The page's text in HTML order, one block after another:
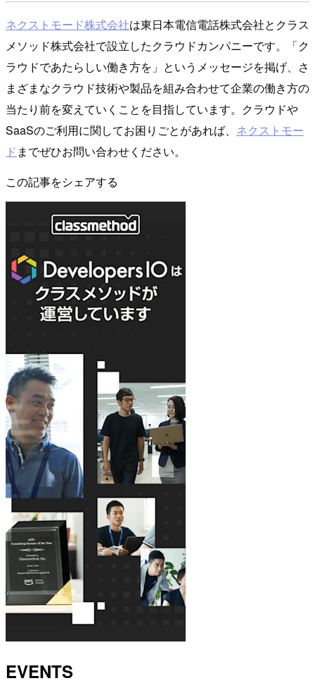
ネクストモード株式会社は東日本電信電話株式会社とクラス
メソッド株式会社で設立したクラウドカンパニーです。「ク
ラウドであたらしい働き方を」というメッセージを掲げ、さ
まざまなクラウド技術や製品を組み合わせて企業の働き方の
当たり前を変えていくことを目指しています。クラウドや
SaaSのご利用に関してお困りごとがあれば、 ネクストモー
ド までぜひお問い合わせください。
この記事をシェアする
EVENTS